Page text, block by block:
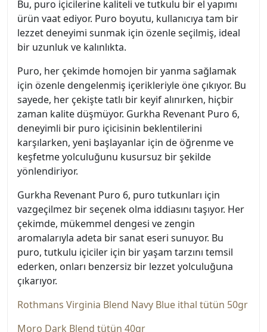
Bu, puro içicilerine kaliteli ve tutkulu bir el yapımı
ürün vaat ediyor. Puro boyutu, kullanıcıya tam bir
lezzet deneyimi sunmak için özenle seçilmiş, ideal
bir uzunluk ve kalınlıkta.
Puro, her çekimde homojen bir yanma sağlamak
için özenle dengelenmiş içerikleriyle öne çıkıyor. Bu
sayede, her çekişte tatlı bir keyif alınırken, hiçbir
zaman kalite düşmüyor. Gurkha Revenant Puro 6,
deneyimli bir puro içicisinin beklentilerini
karşılarken, yeni başlayanlar için de öğrenme ve
keşfetme yolculuğunu kusursuz bir şekilde
yönlendiriyor.
Gurkha Revenant Puro 6, puro tutkunları için
vazgeçilmez bir seçenek olma iddiasını taşıyor. Her
çekimde, mükemmel dengesi ve zengin
aromalarıyla adeta bir sanat eseri sunuyor. Bu
puro, tutkulu içiciler için bir yaşam tarzını temsil
ederken, onları benzersiz bir lezzet yolculuğuna
çıkarıyor.
Rothmans Virginia Blend Navy Blue ithal tütün 50gr
Moro Dark Blend tütün 40gr